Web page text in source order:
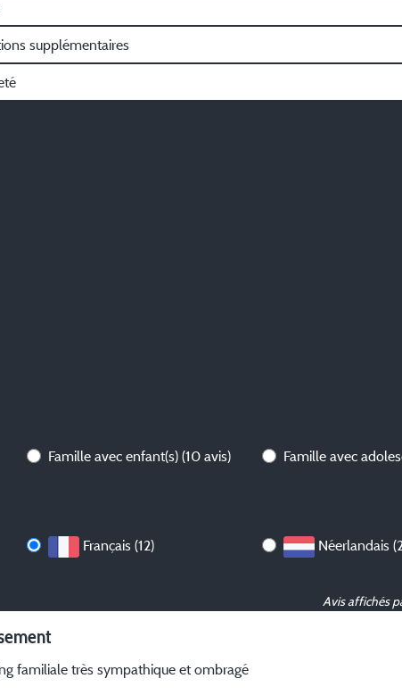
supplémentaires
Famille avec enfant(s)(10 avis) Famille avec
Français (12) Néerlandais
Avis affichés
familiale très sympathique et ombragé